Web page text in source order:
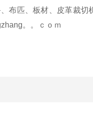
布匹、板材、皮革裁切
。。ｃｏｍ